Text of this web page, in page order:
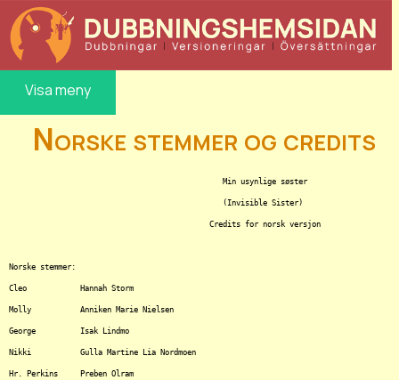
Visa meny
Norske stemmer og credits
Norske stemmer:
Cleo		Hannah Storm
Molly		Anniken Marie Nielsen
George		Isak Lindmo
Nikki		Gulla Martine Lia Nordmoen
Hr. Perkins	Preben Olram